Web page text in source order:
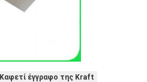
Καφετί έγγραφο της Kraft